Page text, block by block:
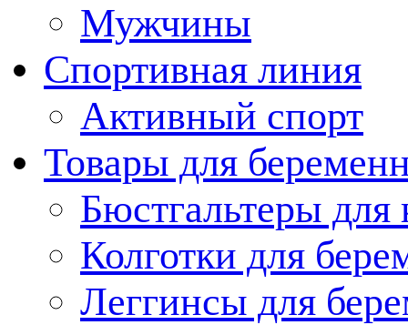
Мужчины
Спортивная линия
Активный спорт
Товары для
Бюстгальтеры
Колготки для
Леггинсы для